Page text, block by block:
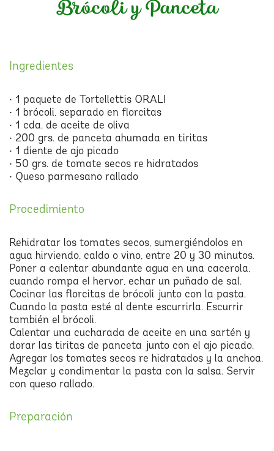
Brócoli y Panceta
Ingredientes
• 1 paquete de Tortellettis ORALI
• 1 brócoli, separado en florcitas
• 1 cda. de aceite de oliva
• 200 grs. de panceta ahumada en tiritas
• 1 diente de ajo picado
• 50 grs. de tomate secos re hidratados
• Queso parmesano rallado
Procedimiento
Rehidratar los tomates secos, sumergiéndolos en
agua hirviendo, caldo o vino, entre 20 y 30 minutos.
Poner a calentar abundante agua en una cacerola,
cuando rompa el hervor, echar un puñado de sal.
Cocinar las florcitas de brócoli junto con la pasta.
Cuando la pasta esté al dente escurrirla. Escurrir
también el brócoli.
Calentar una cucharada de aceite en una sartén y
dorar las tiritas de panceta junto con el ajo picado.
Agregar los tomates secos re hidratados y la anchoa.
Mezclar y condimentar la pasta con la salsa. Servir
con queso rallado.
Preparación